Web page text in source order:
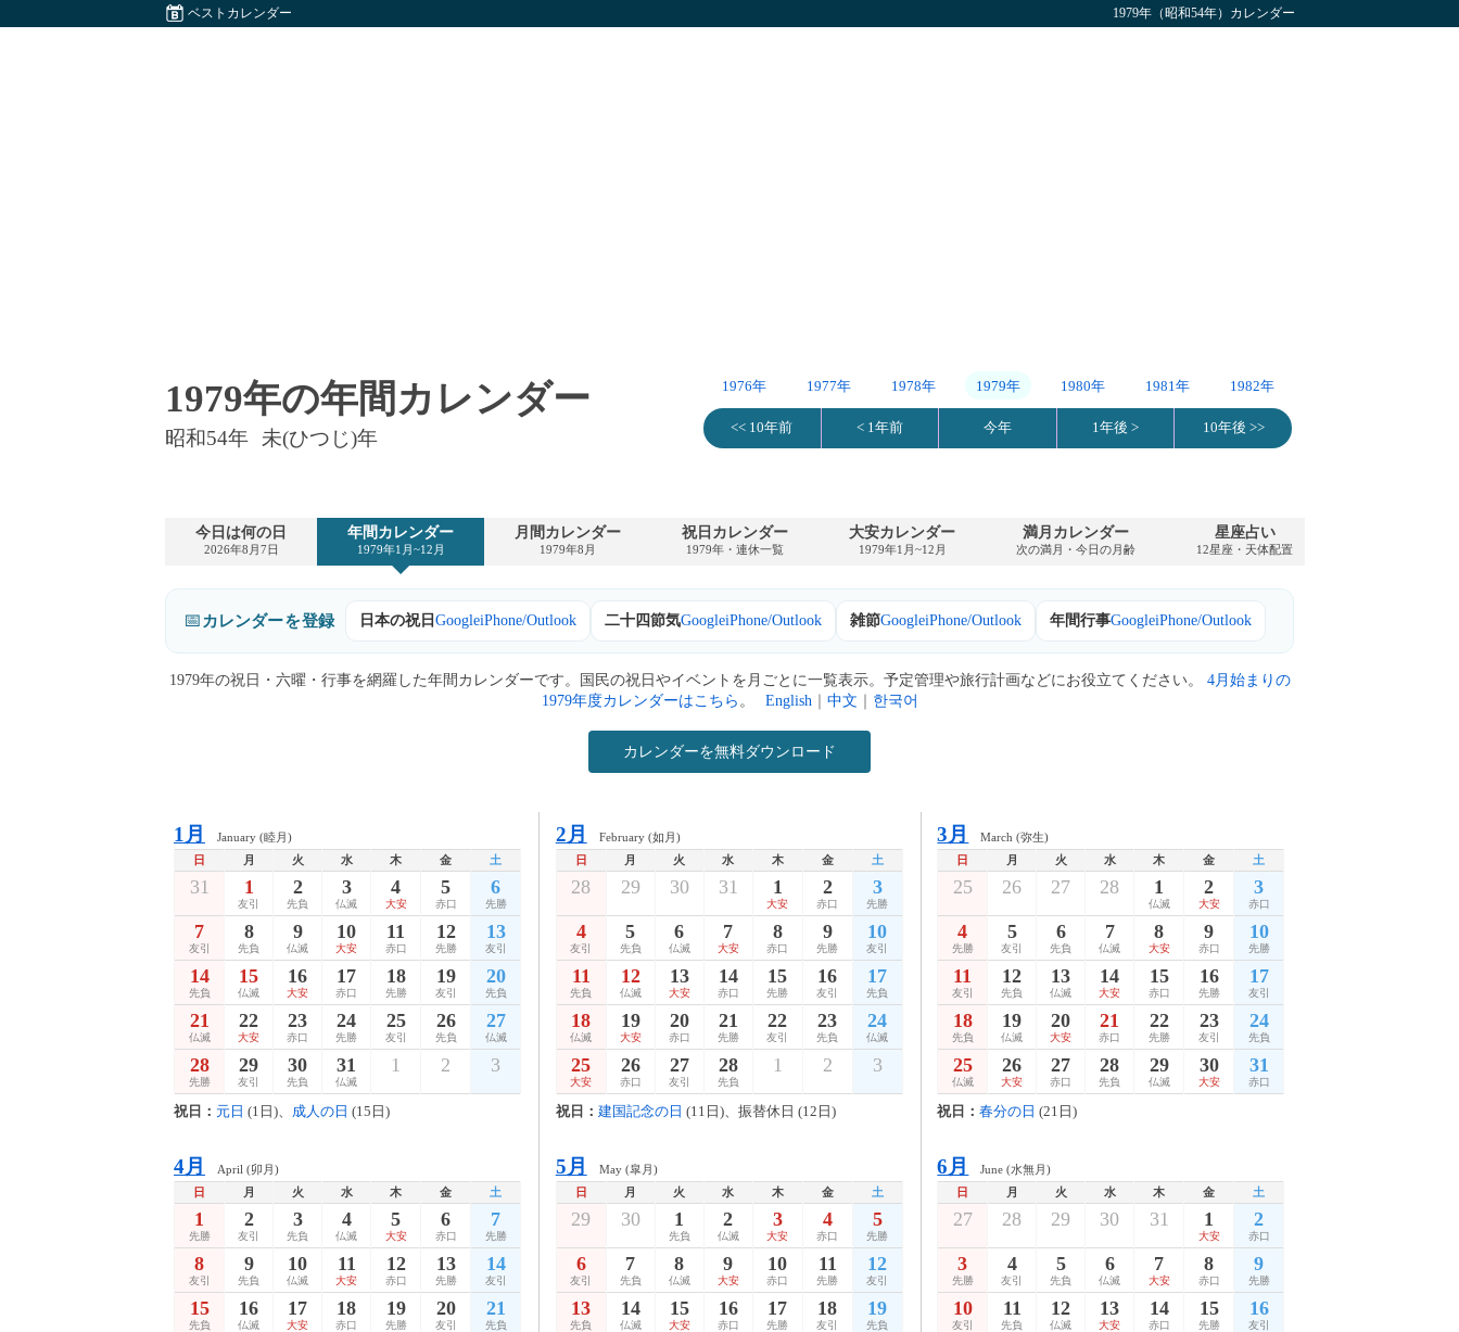
ベストカレンダー 1979年（昭和54年）カレンダー
1979年の年間カレンダー
昭和54年 未(ひつじ)年
1976年 1977年 1978年 1979年 1980年 1981年 1982年
<< 10年前 < 1年前 今年 1年後 > 10年後 >>
今日は何の日
2026年8月7日
年間カレンダー
1979年1月~12月
月間カレンダー
1979年8月
祝日カレンダー
1979年・連休一覧
大安カレンダー
1979年1月~12月
満月カレンダー
次の満月・今日の月齢
星座占い
12星座・天体配置
📅 カレンダーを登録 日本の祝日 GoogleiPhone/Outlook 二十四節気GoogleiPhone/Outlook 雑節GoogleiPhone/Outlook 年間行事GoogleiPhone/Outlook
1979年の祝日・六曜・行事を網羅した年間カレンダーです。国民の祝日やイベントを月ごとに一覧表示。予定管理や旅行計画などにお役立てください。 4月始まりの
1979年度カレンダーはこちら 。 English ｜ 中文 ｜ 한국어
カレンダーを無料ダウンロード
1月
January (睦月)
日
月 火 水 木 金 土
31 1
友引
2
先負
3
仏滅
4
大安
5
赤口
6
先勝
7
友引
8
先負
9
仏滅
10
大安
11
赤口
12
先勝
13
友引
14
先負
15
仏滅
16
大安
17
赤口
18
先勝
19
友引
20
先負
21
仏滅
22
大安
23
赤口
24
先勝
25
友引
26
先負
27
仏滅
28
先勝
29
友引
30
先負
31
仏滅
1 2 3
祝日： 元日 (1日)、 成人の日 (15日)
2月
February (如月)
日
月 火 水 木 金 土
28 29 30 31 1
大安
2
赤口
3
先勝
4
友引
5
先負
6
仏滅
7
大安
8
赤口
9
先勝
10
友引
11
先負
12
仏滅
13
大安
14
赤口
15
先勝
16
友引
17
先負
18
仏滅
19
大安
20
赤口
21
先勝
22
友引
23
先負
24
仏滅
25
大安
26
赤口
27
友引
28
先負
1 2 3
祝日： 建国記念の日 (11日)、振替休日 (12日)
3月
March (弥生)
日
月 火 水 木 金 土
25 26 27 28 1
仏滅
2
大安
3
赤口
4
先勝
5
友引
6
先負
7
仏滅
8
大安
9
赤口
10
先勝
11
友引
12
先負
13
仏滅
14
大安
15
赤口
16
先勝
17
友引
18
先負
19
仏滅
20
大安
21
赤口
22
先勝
23
友引
24
先負
25
仏滅
26
大安
27
赤口
28
先負
29
仏滅
30
大安
31
赤口
祝日：春分の日 (21日)
4月
April (卯月)
日
月 火 水 木 金 土
1
先勝
2
友引
3
先負
4
仏滅
5
大安
6
赤口
7
先勝
8
友引
9
先負
10
仏滅
11
大安
12
赤口
13
先勝
14
友引
15
先負
16
仏滅
17
大安
18
赤口
19
先勝
20
友引
21
先負
5月
May (皐月)
日
月 火 水 木 金 土
29 30 1
先負
2
仏滅
3
大安
4
赤口
5
先勝
6
友引
7
先負
8
仏滅
9
大安
10
赤口
11
先勝
12
友引
13
先負
14
仏滅
15
大安
16
赤口
17
先勝
18
友引
19
先負
6月
June (水無月)
日
月 火 水 木 金 土
27 28 29 30 31 1
大安
2
赤口
3
先勝
4
友引
5
先負
6
仏滅
7
大安
8
赤口
9
先勝
10
友引
11
先負
12
仏滅
13
大安
14
赤口
15
先勝
16
友引